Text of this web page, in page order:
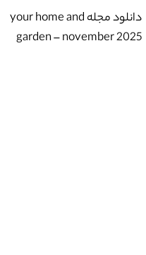
دانلود مجله your home and
garden – november 2025